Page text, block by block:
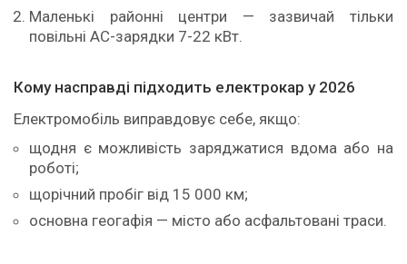
Маленькі районні центри — зазвичай тільки
повільні AC-зарядки 7-22 кВт.
Кому насправді підходить електрокар у 2026
Електромобіль виправдовує себе, якщо:
щодня є можливість заряджатися вдома або на
роботі;
щорічний пробіг від 15 000 км;
основна геогафія — місто або асфальтовані траси.